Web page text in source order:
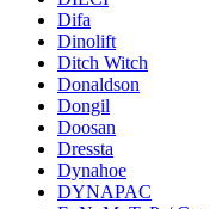
Difa
Dinolift
Ditch Witch
Donaldson
Dongil
Doosan
Dressta
Dynahoe
DYNAPAC